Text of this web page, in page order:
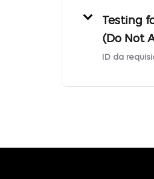
Testing
(Do Not
ID da